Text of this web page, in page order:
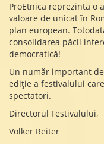
ProEtnica reprezintă o
valoare de unicat în
plan european.
consolidarea păcii
democratică!
Un număr important
ediție a festivalului
spectatori.
Directorul Festivalului,
Volker Reiter